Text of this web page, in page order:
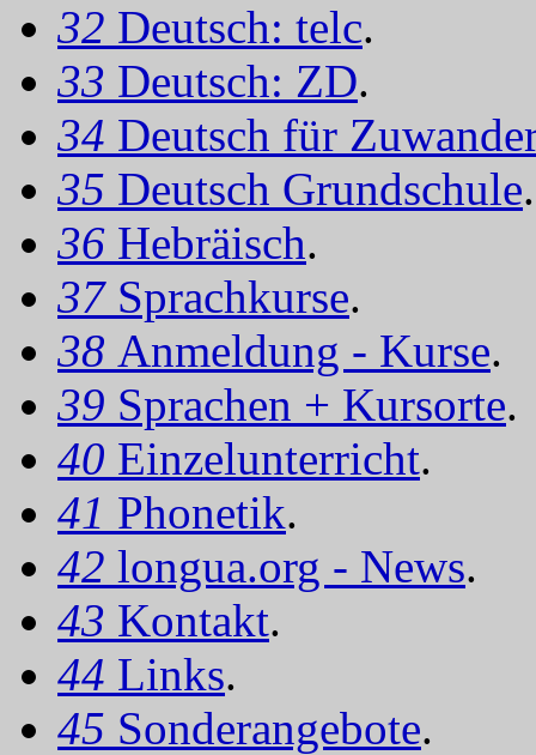
32 Deutsch: telc.
33 Deutsch: ZD.
34 Deutsch für
35 Deutsch Grundschule.
36 Hebräisch.
37 Sprachkurse.
38 Anmeldung - Kurse.
39 Sprachen + Kursorte.
40 Einzelunterricht.
41 Phonetik.
42 longua.org - News.
43 Kontakt.
44 Links.
45 Sonderangebote.